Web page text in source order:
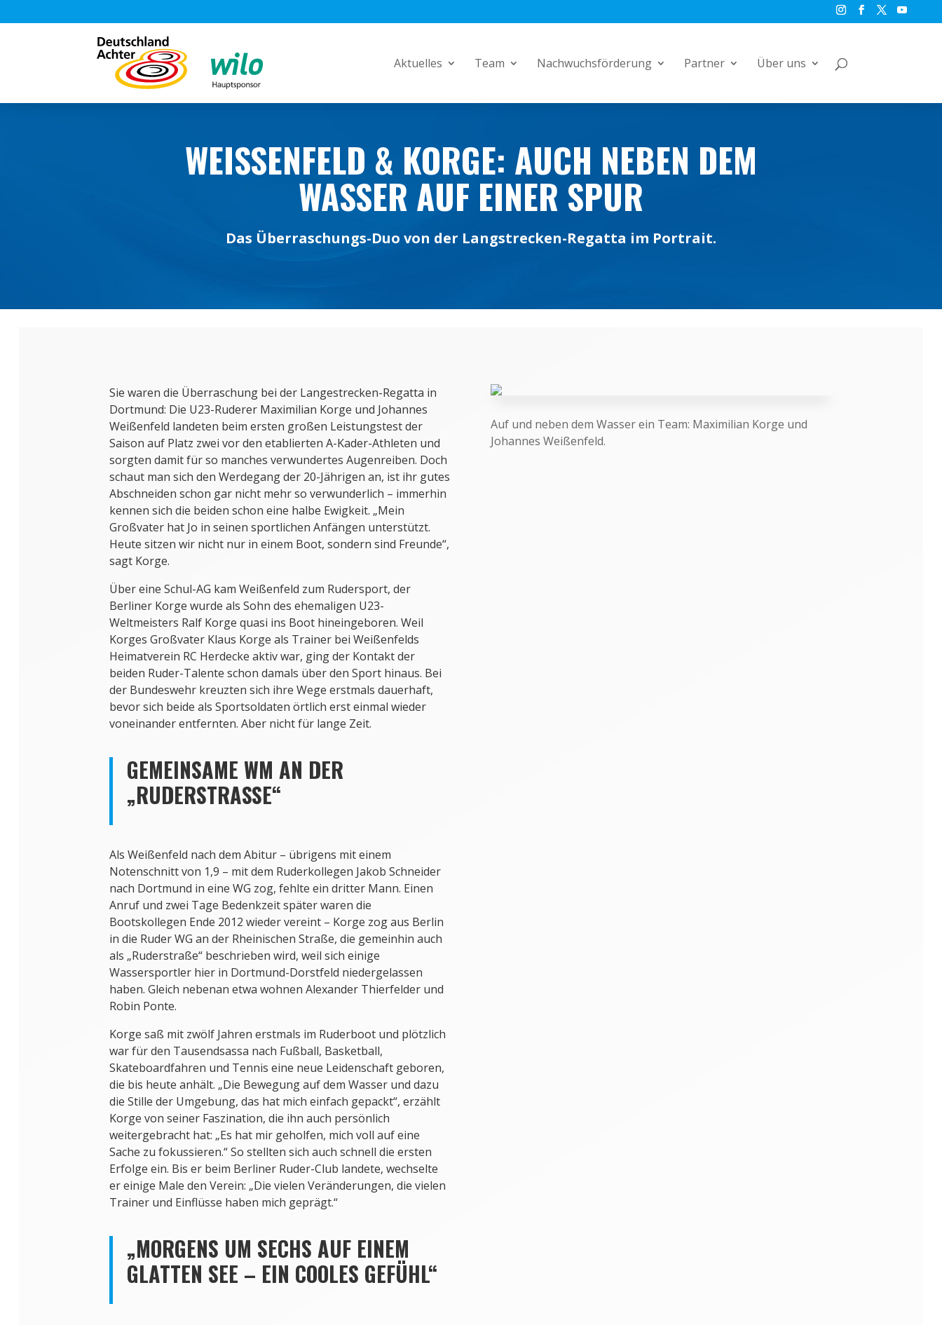
Aktuelles Team Nachwuchsförderung Partner Über uns
WEISSENFELD & KORGE: AUCH NEBEN DEM W
ASSER AUF EINER SPUR
Das Überraschungs-Duo von der Langstrecken-Regatta im Portrait.
Sie waren die Überraschung bei der Langestrecken-Regatta in
Dortmund: Die U23-Ruderer Maximilian Korge und Johannes
Weißenfeld landeten beim ersten großen Leistungstest der
Saison auf Platz zwei vor den etablierten A-Kader-Athleten und
sorgten damit für so manches verwundertes Augenreiben. Doch
schaut man sich den Werdegang der 20-Jährigen an, ist ihr gutes
Abschneiden schon gar nicht mehr so verwunderlich – immerhin
kennen sich die beiden schon eine halbe Ewigkeit. „Mein
Großvater hat Jo in seinen sportlichen Anfängen unterstützt.
Heute sitzen wir nicht nur in einem Boot, sondern sind Freunde“,
sagt Korge.
Über eine Schul-AG kam Weißenfeld zum Rudersport, der
Berliner Korge wurde als Sohn des ehemaligen U23-
Weltmeisters Ralf Korge quasi ins Boot hineingeboren. Weil
Korges Großvater Klaus Korge als Trainer bei Weißenfelds
Heimatverein RC Herdecke aktiv war, ging der Kontakt der
beiden Ruder-Talente schon damals über den Sport hinaus. Bei
der Bundeswehr kreuzten sich ihre Wege erstmals dauerhaft,
bevor sich beide als Sportsoldaten örtlich erst einmal wieder
voneinander entfernten. Aber nicht für lange Zeit.
GEMEINSAME WM AN DER
„RUDERSTRASSE“
Als Weißenfeld nach dem Abitur – übrigens mit einem
Notenschnitt von 1,9 – mit dem Ruderkollegen Jakob Schneider
nach Dortmund in eine WG zog, fehlte ein dritter Mann. Einen
Anruf und zwei Tage Bedenkzeit später waren die
Bootskollegen Ende 2012 wieder vereint – Korge zog aus Berlin
in die Ruder WG an der Rheinischen Straße, die gemeinhin auch
als „Ruderstraße“ beschrieben wird, weil sich einige
Wassersportler hier in Dortmund-Dorstfeld niedergelassen
haben. Gleich nebenan etwa wohnen Alexander Thierfelder und
Robin Ponte.
Korge saß mit zwölf Jahren erstmals im Ruderboot und plötzlich
war für den Tausendsassa nach Fußball, Basketball,
Skateboardfahren und Tennis eine neue Leidenschaft geboren,
die bis heute anhält. „Die Bewegung auf dem Wasser und dazu
die Stille der Umgebung, das hat mich einfach gepackt“, erzählt
Korge von seiner Faszination, die ihn auch persönlich
weitergebracht hat: „Es hat mir geholfen, mich voll auf eine
Sache zu fokussieren.“ So stellten sich auch schnell die ersten
Erfolge ein. Bis er beim Berliner Ruder-Club landete, wechselte
er einige Male den Verein: „Die vielen Veränderungen, die vielen
Trainer und Einflüsse haben mich geprägt.“
„MORGENS UM SECHS AUF EINEM
GLATTEN SEE – EIN COOLES GEFÜHL“
Auf und neben dem Wasser ein Team: Maximilian Korge und
Johannes Weißenfeld.